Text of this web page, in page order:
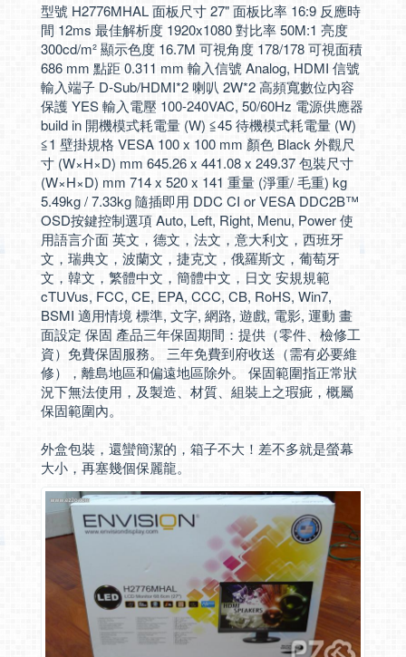
型號 H2776MHAL 面板尺寸 27" 面板比率 16:9 反應時
間 12ms 最佳解析度 1920x1080 對比率 50M:1 亮度
300cd/m² 顯示色度 16.7M 可視角度 178/178 可視面積
686 mm 點距 0.311 mm 輸入信號 Analog, HDMI 信號
輸入端子 D-Sub/HDMI*2 喇叭 2W*2 高頻寬數位內容
保護 YES 輸入電壓 100-240VAC, 50/60Hz 電源供應器
build in 開機模式耗電量 (W) ≦45 待機模式耗電量 (W)
≦1 壁掛規格 VESA 100 x 100 mm 顏色 Black 外觀尺
寸 (W×H×D) mm 645.26 x 441.08 x 249.37 包裝尺寸
(W×H×D) mm 714 x 520 x 141 重量 (淨重/ 毛重) kg
5.49kg / 7.33kg 隨插即用 DDC CI or VESA DDC2B™
OSD按鍵控制選項 Auto, Left, Right, Menu, Power 使
用語言介面 英文，德文，法文，意大利文，西班牙
文，瑞典文，波蘭文，捷克文，俄羅斯文，葡萄牙
文，韓文，繁體中文，簡體中文，日文 安規規範
cTUVus, FCC, CE, EPA, CCC, CB, RoHS, Win7,
BSMI 適用情境 標準, 文字, 網路, 遊戲, 電影, 運動 畫
面設定 保固 產品三年保固期間：提供（零件、檢修工
資）免費保固服務。 三年免費到府收送（需有必要維
修），離島地區和偏遠地區除外。 保固範圍指正常狀
況下無法使用，及製造、材質、組裝上之瑕疵，概屬
保固範圍內。
外盒包裝，還蠻簡潔的，箱子不大！差不多就是螢幕
大小，再塞幾個保麗龍。